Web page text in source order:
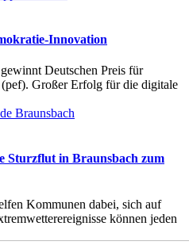
Innovation
Deutschen Preis für
Großer Erfolg für die digitale
Sturzflut in Braunsbach zum
Kommunen dabei, sich auf
können jeden